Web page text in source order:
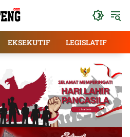
EKSEKUTIF LEGISLATIF